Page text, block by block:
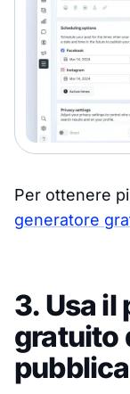
Per ottenere
generatore
3. Usa
gratuito